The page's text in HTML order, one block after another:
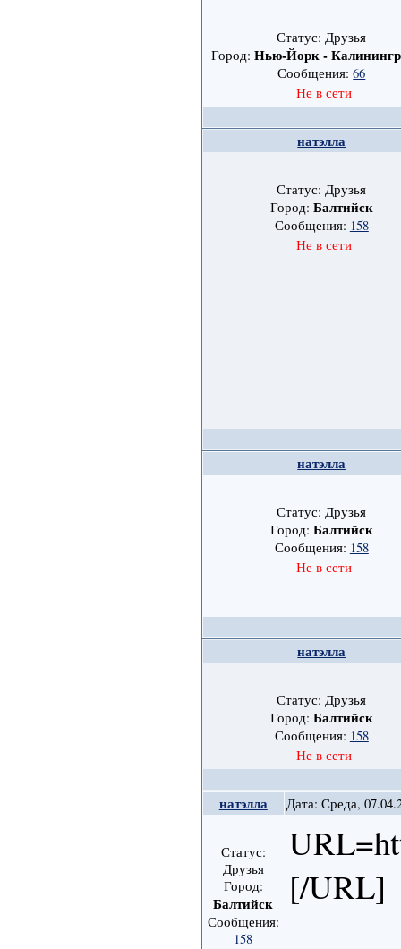
Статус: Друзья
Город:Нью-Йорк -
Сообщения:66
Не в сети
натэлла
Статус: Друзья
Город: Балтийск
Сообщения: 158
Не в сети
натэлла
Статус: Друзья
Город: Балтийск
Сообщения: 158
Не в сети
натэлла
Статус: Друзья
Город: Балтийск
Сообщения: 158
Не в сети
натэлла Дата: Среда,
Статус:
Друзья
Город:
Балтийск
Сообщения:
158
[/URL]